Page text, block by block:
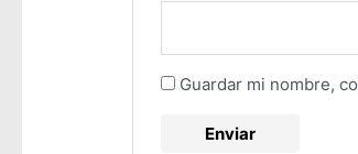
Guardar mi nombre,